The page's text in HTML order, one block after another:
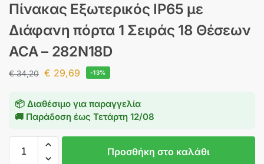
Πίνακας Εξωτερικός IP65 με
Διάφανη πόρτα 1 Σειράς 18 Θέσεων
ACA – 282N18D
€34,20 € 29,69 -13%
📦 Διαθέσιμο για παραγγελία
🚚 Παράδοση έως Τετάρτη 12/08
Προσθήκη στο καλάθι